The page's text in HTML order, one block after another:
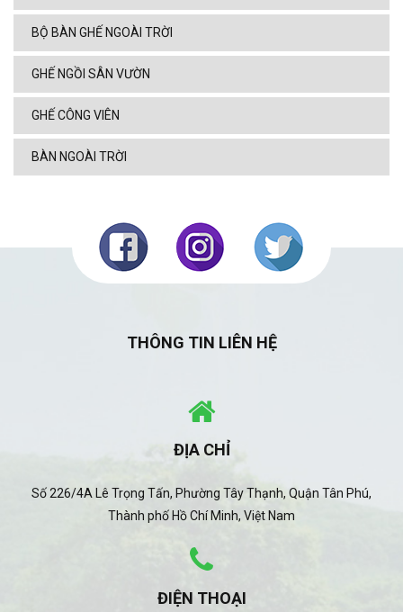
BỘ BÀN GHẾ NGOÀI TRỜI
GHẾ NGỒI SÂN VƯỜN
GHẾ CÔNG VIÊN
BÀN NGOÀI TRỜI
THÔNG TIN LIÊN HỆ
ĐỊA CHỈ
Số 226/4A Lê Trọng Tấn, Phường Tây Thạnh, Quận Tân Phú,
Thành phố Hồ Chí Minh, Việt Nam
ĐIỆN THOẠI